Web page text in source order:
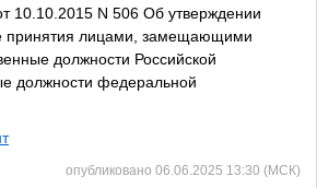
10.10.2015 N 506 Об утверждении
принятия лицами, замещающими
должности Российской
должности федеральной
опубликовано 06.06.2025 13:30 (МСК)